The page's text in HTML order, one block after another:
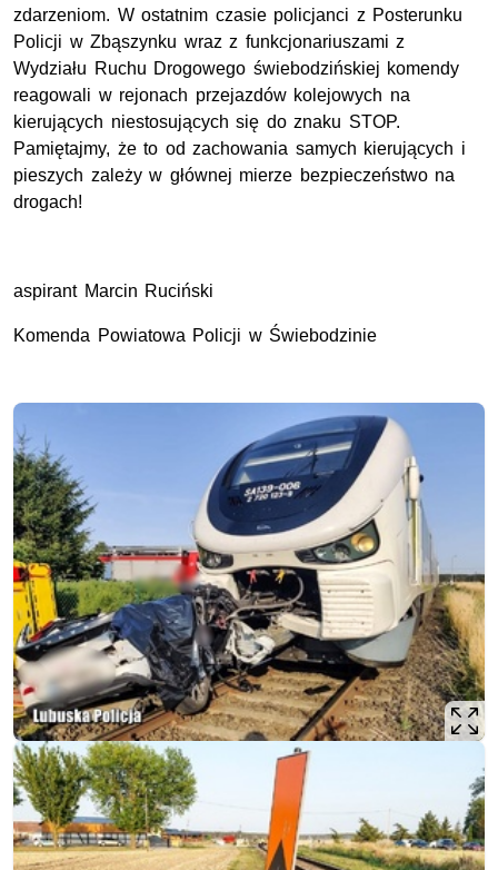
zdarzeniom. W ostatnim czasie policjanci z Posterunku
Policji w Zbąszynku wraz z funkcjonariuszami z
Wydziału Ruchu Drogowego świebodzińskiej komendy
reagowali w rejonach przejazdów kolejowych na
kierujących niestosujących się do znaku STOP.
Pamiętajmy, że to od zachowania samych kierujących i
pieszych zależy w głównej mierze bezpieczeństwo na
drogach!
aspirant Marcin Ruciński
Komenda Powiatowa Policji w Świebodzinie